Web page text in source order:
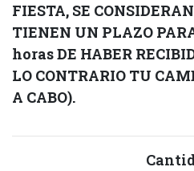
FIESTA, SE
TIENEN UN PLAZO
horas DE HABER
LO CONTRARIO TU
A CABO).